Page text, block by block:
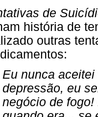
de
história de
outras
Eu nunca
depressão, eu
negócio de